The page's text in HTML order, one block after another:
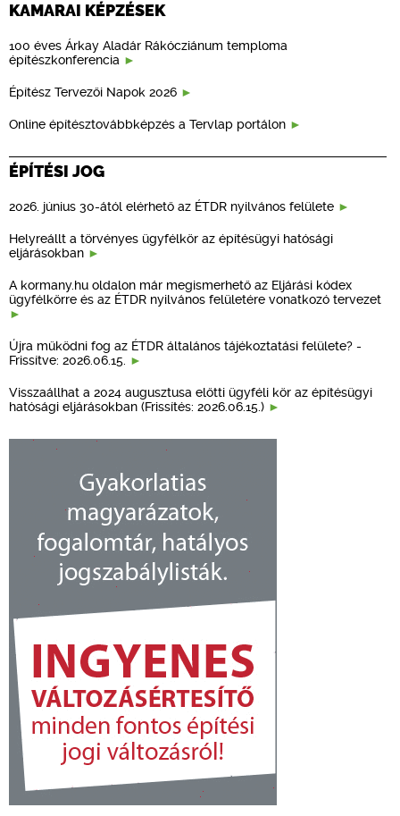
KAMARAI KÉPZÉSEK
100 éves Árkay Aladár Rákócziánum temploma
építészkonferencia
Építész Tervezői Napok 2026
Online építésztovábbképzés a Tervlap portálon
ÉPÍTÉSI JOG
2026. június 30-ától elérhető az ÉTDR nyilvános felülete
Helyreállt a törvényes ügyfélkör az építésügyi hatósági
eljárásokban
A kormany.hu oldalon már megismerhető az Eljárási kódex
ügyfélkörre és az ÉTDR nyilvános felületére vonatkozó tervezet
Újra működni fog az ÉTDR általános tájékoztatási felülete? -
Frissítve: 2026.06.15.
Visszaállhat a 2024 augusztusa előtti ügyféli kör az építésügyi
hatósági eljárásokban (Frissítés: 2026.06.15.)